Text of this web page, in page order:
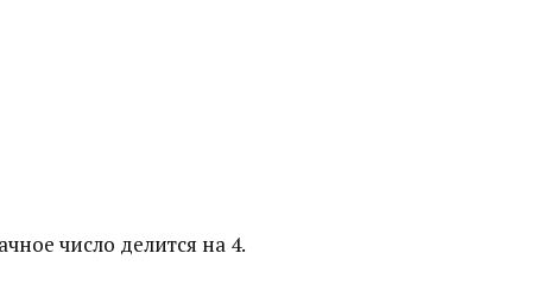
число делится на 4.